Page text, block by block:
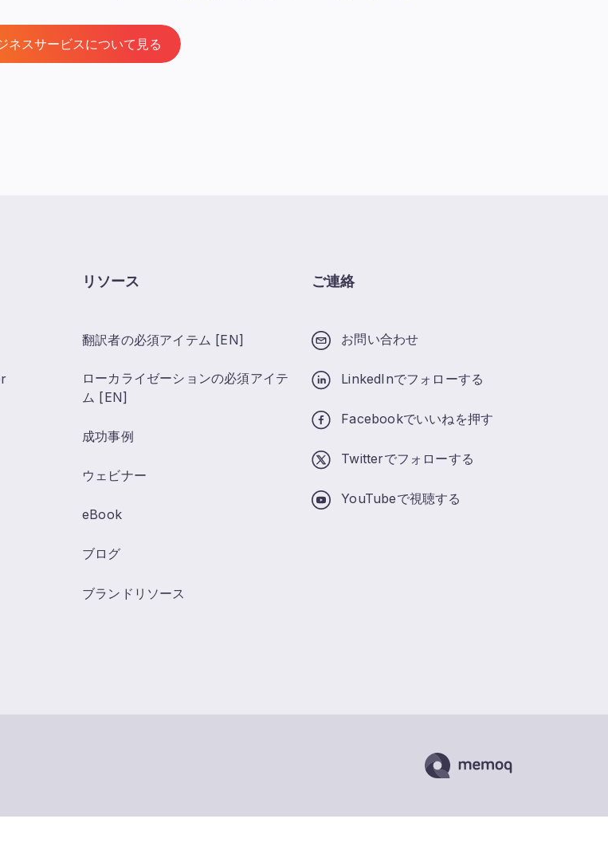
ネスサービスについて見る
リソース
翻訳者の必須アイテム [EN]
ローカライゼーションの必須アイテ
ム [EN]
成功事例
ウェビナー
eBook
ブログ
ブランドリソース
ご連絡
お問い合わせ
LinkedInでフォローする
Facebookでいいねを押す
Twitterでフォローする
YouTubeで視聴する